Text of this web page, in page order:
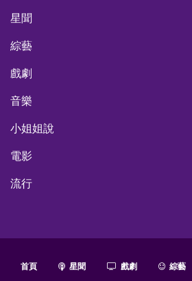
星聞
綜藝
戲劇
音樂
小姐姐說
電影
流行
首頁 星聞 戲劇 綜藝